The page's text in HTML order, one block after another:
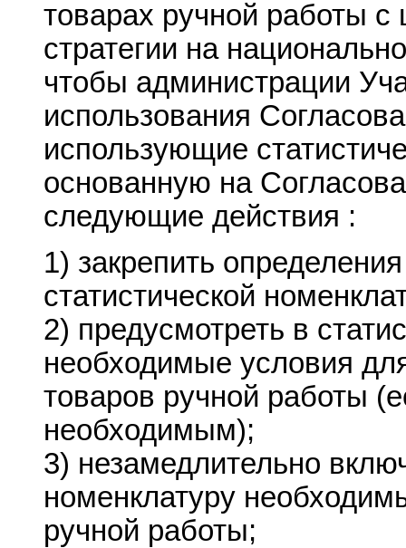
товарах ручной работы с
стратегии на
чтобы администрации
использования
использующие
основанную на
следующие действия :
1) закрепить
статистической
2) предусмотреть в
необходимые условия
товаров ручной работы
необходимым);
3) незамедлительно
номенклатуру
ручной работы;